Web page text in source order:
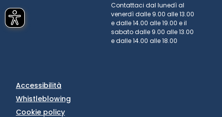
Contattaci dal lunedì al
venerdì dalle 9.00 alle 13.00
e dalle 14.00 alle 19.00 e il
sabato dalle 9.00 alle 13.00
e dalle 14.00 alle 18.00
Accessibilità
Whistleblowing
Cookie policy